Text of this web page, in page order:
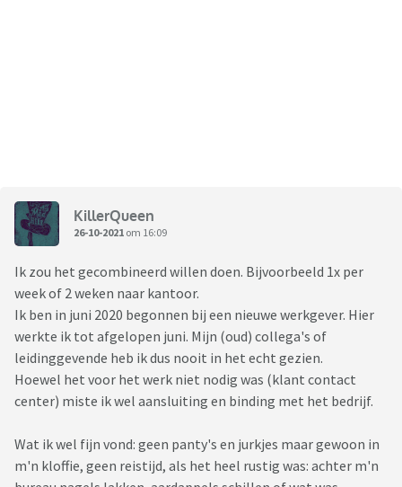
KillerQueen
26-10-2021 om 16:09
Ik zou het gecombineerd willen doen. Bijvoorbeeld 1x per
week of 2 weken naar kantoor.
Ik ben in juni 2020 begonnen bij een nieuwe werkgever. Hier
werkte ik tot afgelopen juni. Mijn (oud) collega's of
leidinggevende heb ik dus nooit in het echt gezien.
Hoewel het voor het werk niet nodig was (klant contact
center) miste ik wel aansluiting en binding met het bedrijf.
Wat ik wel fijn vond: geen panty's en jurkjes maar gewoon in
m'n kloffie, geen reistijd, als het heel rustig was: achter m'n